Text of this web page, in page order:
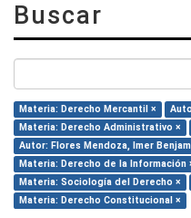
Buscar
Materia: Derecho Mercantil ×
Materia: Derecho Administrativo ×
Autor: Flores Mendoza, Imer
Materia: Derecho de la Información
Materia: Sociología del Derecho ×
Materia: Derecho Constitucional ×